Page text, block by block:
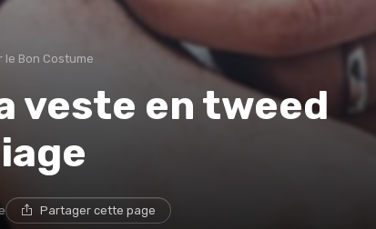
le Bon Costume
veste en tweed
Partager cette page